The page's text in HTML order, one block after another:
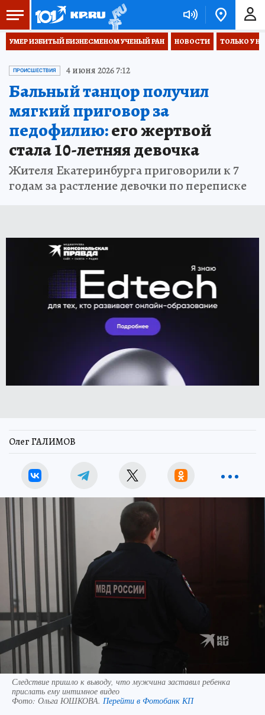
УМЕР ИЗБИТЫЙ БИЗНЕСМЕНОМ УЧЕНЫЙ РАН НОВОСТИ ТОЛЬКО У
ПРОИСШЕСТВИЯ 4 июня 2026 7:12
Бальный танцор получил
мягкий приговор за
педофилию:его жертвой
стала 10-летняя девочка
Жителя Екатеринбурга приговорили к 7
годам за растление девочки по переписке
Олег ГАЛИМОВ
Следствие пришло к выводу, что мужчина заставил ребенка
прислать ему интимное видео
Фото: Ольга ЮШКОВА. Перейти в Фотобанк КП